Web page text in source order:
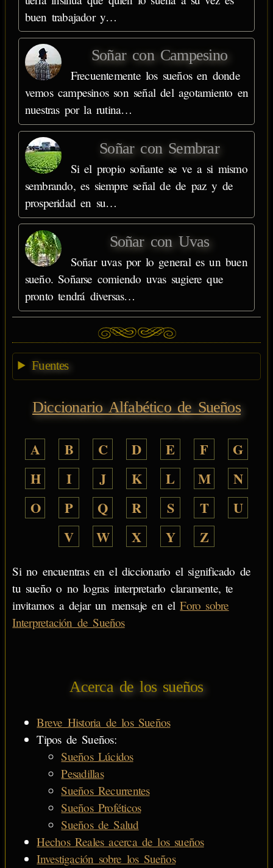
buen trabajador y…
Soñar con Campesino
Frecuentemente los sueños en donde
vemos campesinos son señal del agotamiento en
nuestras por la rutina…
Soñar con Sembrar
Si el propio soñante se ve a si mismo
sembrando, es siempre señal de de paz y de
prosperidad en su…
Soñar con Uvas
Soñar uvas por lo general es un buen
sueño. Soñarse comiendo uvas sugiere que
pronto tendrá diversas…
Fuentes
Diccionario Alfabético de Sueños
A B C D E F
G
H
I J K L M
N
O
P Q R S T
U
V
W X Y Z
Si no encuentras en el diccionario el significado de
tu sueño o no logras interpretarlo claramente, te
invitamos a dejar un mensaje en elForo sobre
Interpretación de Sueños
Acerca de los sueños
Breve Historia de los Sueños
Tipos de Sueños:
Sueños Lúcidos
Pesadillas
Sueños Recurrentes
Sueños Proféticos
Sueños de Salud
Hechos Reales acerca de los sueños
Investigación sobre los Sueños